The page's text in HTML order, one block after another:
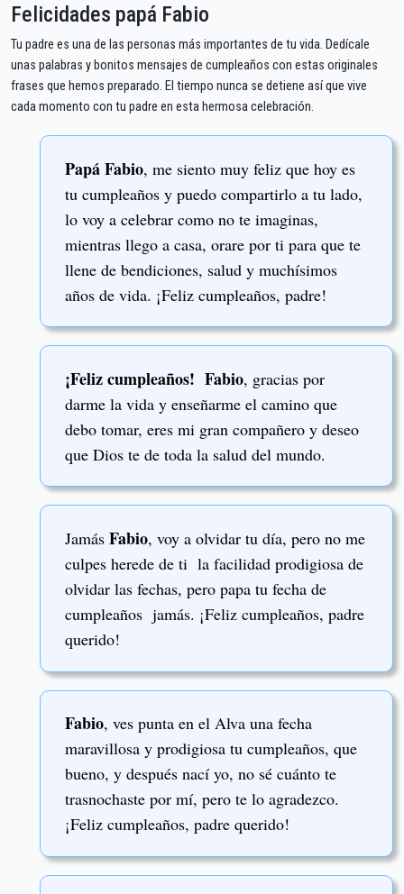
Felicidades papá Fabio
Tu padre es una de las personas más importantes de tu vida. Dedícale
unas palabras y bonitos mensajes de cumpleaños con estas originales
frases que hemos preparado. El tiempo nunca se detiene así que vive
cada momento con tu padre en esta hermosa celebración.
Papá Fabio, me siento muy feliz que hoy es
tu cumpleaños y puedo compartirlo a tu lado,
lo voy a celebrar como no te imaginas,
mientras llego a casa, orare por ti para que te
llene de bendiciones, salud y muchísimos
años de vida. ¡Feliz cumpleaños, padre!
¡Feliz cumpleaños! Fabio, gracias por
darme la vida y enseñarme el camino que
debo tomar, eres mi gran compañero y deseo
que Dios te de toda la salud del mundo.
Jamás Fabio, voy a olvidar tu día, pero no me
culpes herede de ti la facilidad prodigiosa de
olvidar las fechas, pero papa tu fecha de
cumpleaños jamás. ¡Feliz cumpleaños, padre
querido!
Fabio, ves punta en el Alva una fecha
maravillosa y prodigiosa tu cumpleaños, que
bueno, y después nací yo, no sé cuánto te
trasnochaste por mí, pero te lo agradezco.
¡Feliz cumpleaños, padre querido!